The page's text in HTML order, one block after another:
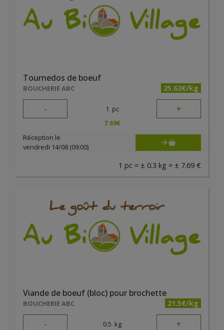
Tournedos de boeuf
BOUCHERIE ABC 25.63€/kg
- 1 pc +
7.69€
Réception le
vendredi 14/08 (09:00)
1 pc = ± 0.3 kg = ± 7.69 €
Viande de boeuf (bloc) pour brochette
BOUCHERIE ABC 21.5€/kg
- 0.5 kg +